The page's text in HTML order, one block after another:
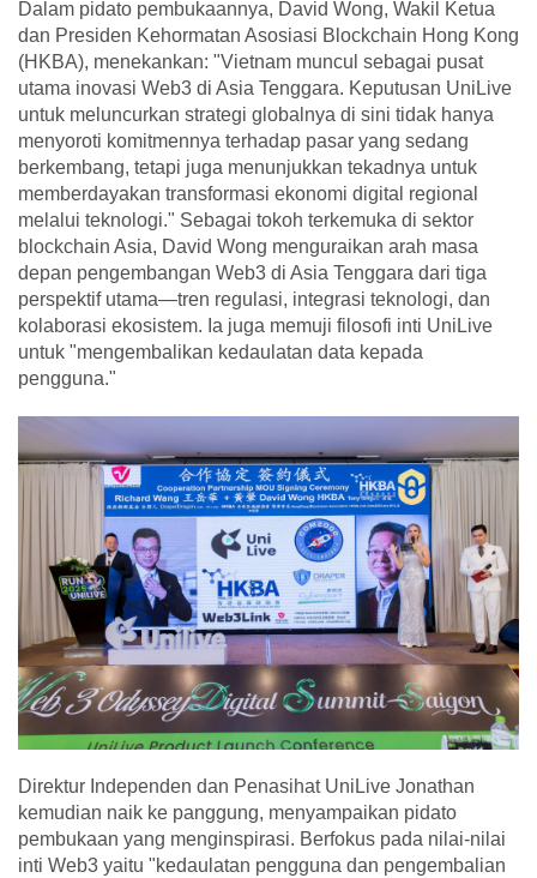
Dalam pidato pembukaannya, David Wong, Wakil Ketua
dan Presiden Kehormatan Asosiasi Blockchain Hong Kong
(HKBA), menekankan: "Vietnam muncul sebagai pusat
utama inovasi Web3 di Asia Tenggara. Keputusan UniLive
untuk meluncurkan strategi globalnya di sini tidak hanya
menyoroti komitmennya terhadap pasar yang sedang
berkembang, tetapi juga menunjukkan tekadnya untuk
memberdayakan transformasi ekonomi digital regional
melalui teknologi." Sebagai tokoh terkemuka di sektor
blockchain Asia, David Wong menguraikan arah masa
depan pengembangan Web3 di Asia Tenggara dari tiga
perspektif utama—tren regulasi, integrasi teknologi, dan
kolaborasi ekosistem. Ia juga memuji filosofi inti UniLive
untuk "mengembalikan kedaulatan data kepada
pengguna."
Direktur Independen dan Penasihat UniLive Jonathan
kemudian naik ke panggung, menyampaikan pidato
pembukaan yang menginspirasi. Berfokus pada nilai-nilai
inti Web3 yaitu "kedaulatan pengguna dan pengembalian